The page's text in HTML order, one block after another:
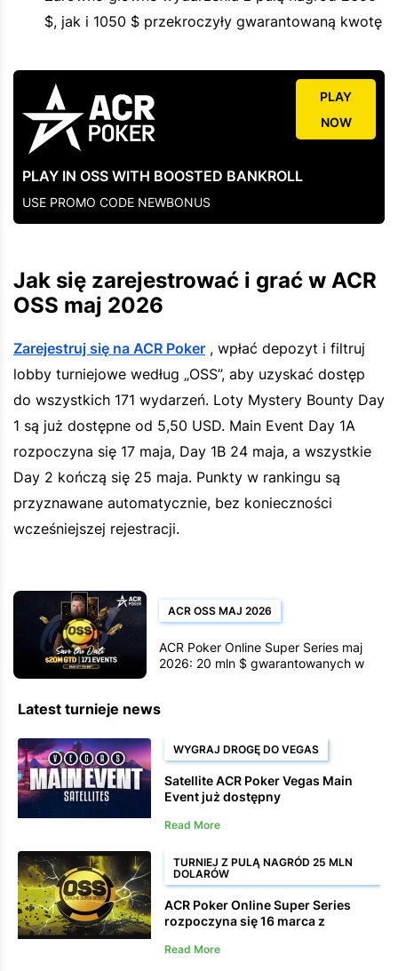
$, jak i 1050 $ przekroczyły gwarantowaną kwotę
PLAY IN OSS WITH BOOSTED BANKROLL
USE PROMO CODE NEWBONUS
PLAY
NOW
Jak się zarejestrować i grać w ACR
OSS maj 2026
Zarejestruj się na ACR Poker , wpłać depozyt i filtruj
lobby turniejowe według „OSS”, aby uzyskać dostęp
do wszystkich 171 wydarzeń. Loty Mystery Bounty Day
1 są już dostępne od 5,50 USD. Main Event Day 1A
rozpoczyna się 17 maja, Day 1B 24 maja, a wszystkie
Day 2 kończą się 25 maja. Punkty w rankingu są
przyznawane automatycznie, bez konieczności
wcześniejszej rejestracji.
ACR OSS MAJ 2026
ACR Poker Online Super Series maj
2026: 20 mln $ gwarantowanych w
Latest turnieje news
WYGRAJ DROGĘ DO VEGAS
Satellite ACR Poker Vegas Main
Event już dostępny
Read More
TURNIEJ Z PULĄ NAGRÓD 25 MLN
DOLARÓW
ACR Poker Online Super Series
rozpoczyna się 16 marca z
wysokości 25 milionów dolarów
Read More